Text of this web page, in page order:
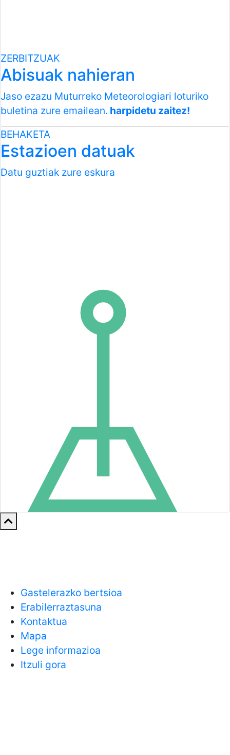
ZERBITZUAK
Abisuak nahieran
Jaso ezazu Muturreko Meteorologiari loturiko
buletina zure emailean. harpidetu zaitez!
BEHAKETA
Estazioen datuak
Datu guztiak zure eskura
Gastelerazko bertsioa
Erabilerraztasuna
Kontaktua
Mapa
Lege informazioa
Itzuli gora